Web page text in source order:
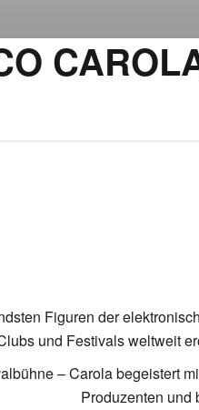
Figuren der
und Festivals weltweit
– Carola begeistert
Produzenten und